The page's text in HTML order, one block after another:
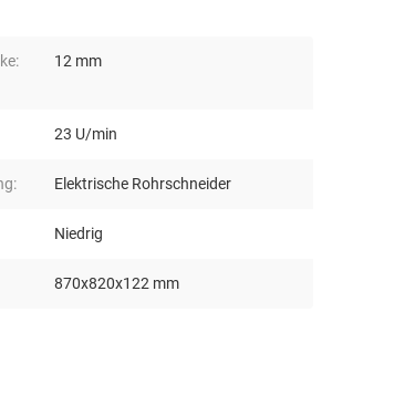
12 mm
23 U/min
Elektrische Rohrschneider
Niedrig
870x820x122 mm